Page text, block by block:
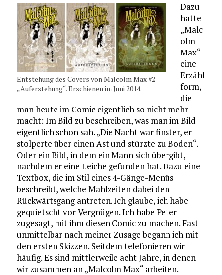
Entstehung des Covers von Malcolm Max #2
„Auferstehung“. Erschienen im Juni 2014.
Dazu
hatte
„Malc
olm
Max“
eine
Erzähl
form,
die
man heute im Comic eigentlich so nicht mehr
macht: Im Bild zu beschreiben, was man im Bild
eigentlich schon sah. „Die Nacht war finster, er
stolperte über einen Ast und stürzte zu Boden“.
Oder ein Bild, in dem ein Mann sich übergibt,
nachdem er eine Leiche gefunden hat. Dazu eine
Textbox, die im Stil eines 4-Gänge-Menüs
beschreibt, welche Mahlzeiten dabei den
Rückwärtsgang antreten. Ich glaube, ich habe
gequietscht vor Vergnügen. Ich habe Peter
zugesagt, mit ihm diesen Comic zu machen. Fast
unmittelbar nach meiner Zusage begann ich mit
den ersten Skizzen. Seitdem telefonieren wir
häufig. Es sind mittlerweile acht Jahre, in denen
wir zusammen an „Malcolm Max“ arbeiten.